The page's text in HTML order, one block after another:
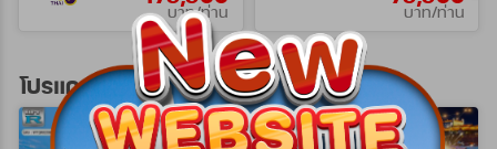
บาท/ท่าน บาท/ท่าน
โปรแกรมทัวร์ยุโรปตะวันออก